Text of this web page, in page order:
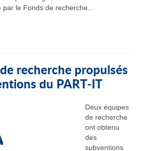
le Fonds de recherche...
recherche propulsés
du PART‑IT
Deux équipes
de recherche
ont obtenu
des
subventions